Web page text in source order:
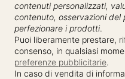
contenuti personalizzati,
contenuto, osservazioni del
perfezionare i prodotti.
Puoi liberamente prestare,
consenso, in qualsiasi
preferenze pubblicitarie.
In caso di vendita di